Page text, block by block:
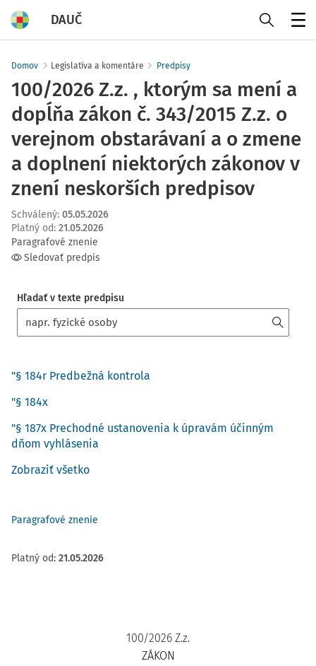
DAUČ
Domov Legislatíva a komentáre Predpisy
100/2026 Z.z. , ktorým sa mení a
dopĺňa zákon č. 343/2015 Z.z. o
verejnom obstarávaní a o zmene
a doplnení niektorých zákonov v
znení neskorších predpisov
Schválený: 05.05.2026
Platný od: 21.05.2026
Paragrafové znenie
Sledovať predpis
Hľadať v texte predpisu
"§ 184r Predbežná kontrola
"§ 184x
"§ 187x Prechodné ustanovenia k úpravám účinným
dňom vyhlásenia
Zobraziť všetko
Paragrafové znenie
Platný od: 21.05.2026
100/2026 Z.z.
ZÁKON